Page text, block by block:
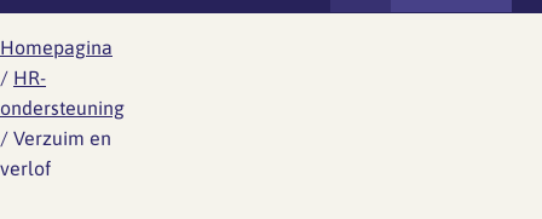
Homepagina
/ HR-
ondersteuning
/ Verzuim en
verlof